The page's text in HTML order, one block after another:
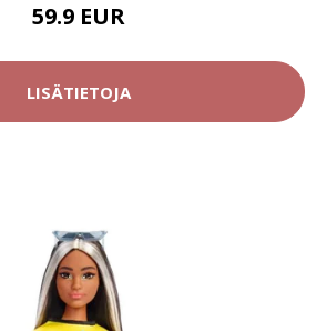
59.9 EUR
LISÄTIETOJA